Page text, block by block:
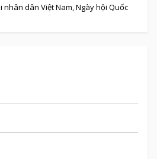
dân Việt Nam, Ngày hội Quốc